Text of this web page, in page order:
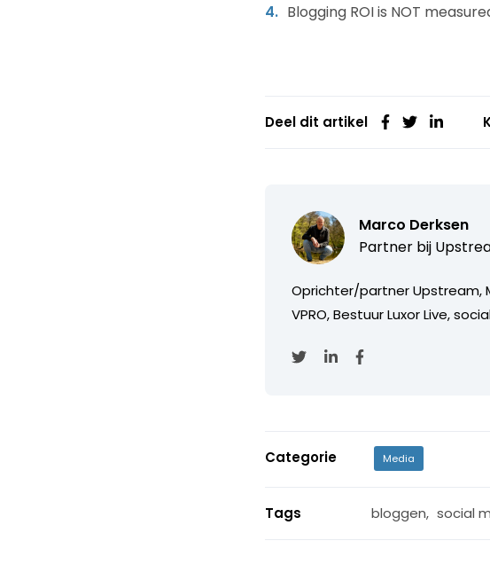
Blogging ROI is NOT
Deel dit artikel
Marco Derksen
Partner bij
Oprichter/partner Upstream,
VPRO, Bestuur Luxor Live,
Categorie Media
Tags bloggen, social